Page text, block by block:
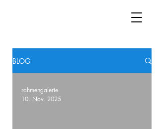
BLOG
rahmengalerie
10. Nov. 2025